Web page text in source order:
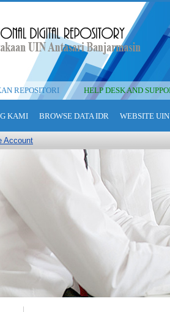
REPOSITORI HELP DESK AND
KAMI BROWSE DATA IDR WEBSITE
Account